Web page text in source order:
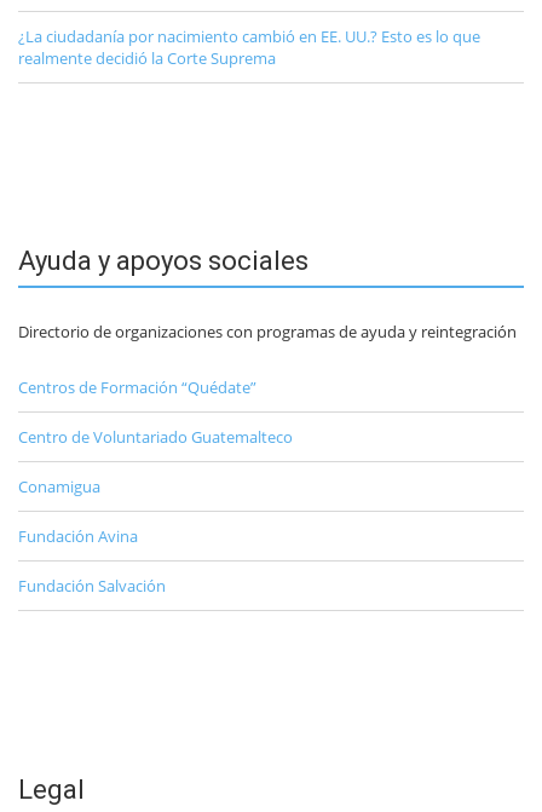
¿La ciudadanía por nacimiento cambió en EE. UU.? Esto es lo que
realmente decidió la Corte Suprema
Ayuda y apoyos sociales
Directorio de organizaciones con programas de ayuda y reintegración
Centros de Formación “Quédate”
Centro de Voluntariado Guatemalteco
Conamigua
Fundación Avina
Fundación Salvación
Legal